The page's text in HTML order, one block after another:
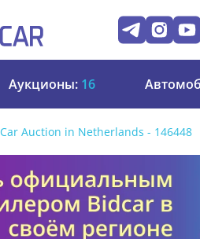
Аукционы: 16
Car Auction in Netherlands - 146448